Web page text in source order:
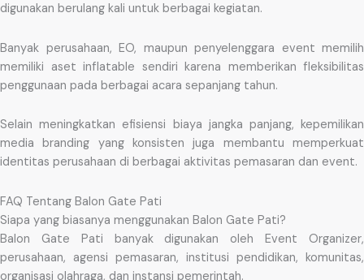
digunakan berulang kali untuk berbagai kegiatan.
Banyak perusahaan, EO, maupun penyelenggara event memilih
memiliki aset inflatable sendiri karena memberikan fleksibilitas
penggunaan pada berbagai acara sepanjang tahun.
Selain meningkatkan efisiensi biaya jangka panjang, kepemilikan
media branding yang konsisten juga membantu memperkuat
identitas perusahaan di berbagai aktivitas pemasaran dan event.
FAQ Tentang Balon Gate Pati
Siapa yang biasanya menggunakan Balon Gate Pati?
Balon Gate Pati banyak digunakan oleh Event Organizer,
perusahaan, agensi pemasaran, institusi pendidikan, komunitas,
organisasi olahraga, dan instansi pemerintah.